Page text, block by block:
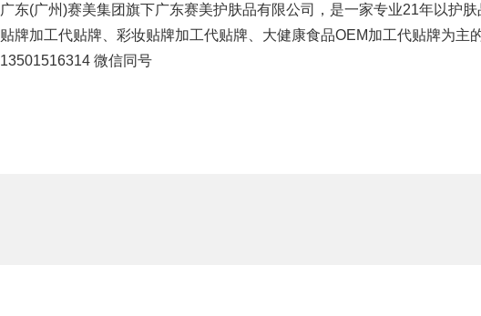
广东(广州)赛美集团旗下广东赛美护肤品有限公司 ，是一家专业21年以护
贴牌加工代贴牌、 彩妆贴牌加工代贴牌、大健康食品OEM加工代贴牌为主
13501516314 微信同号